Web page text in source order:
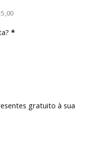
*
gratuito à sua